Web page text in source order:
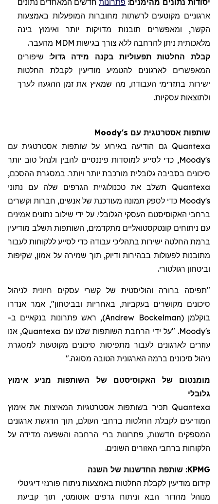
יסודות נתונים מהימנים: פתרונות חדשים המאחדים נתונים
ארגוניים מקוטעים לרשתות מחוברות המופעלות באמצעות
הקשר, ומאפשרים תובנות מדויקות יותר ואימוץ בינה
מלאכותית ניתן להרחבה ללא צורך בגישות MDM מהעבר.
קבלת החלטות תפעוליות בקנה מידה גדול: שיפורים
המאפשרים לארגונים להטמיע מודיעין לקבלת החלטות
ישירות בתזרימי העבודה, מה שמאיץ את זמן ההגעה לערך
ולתוצאות עסקיות.
שותפות אסטרטגית עם Moody's
Quantexa גם הודיעה באירוע על שותפות אסטרטגית עם
Moody's, כדי לסייע למוסדות פיננסיים להבין ולנהל טוב יותר
סיכונים בסביבה גלובלית מורכבת יותר ויותר. במסגרת ההסכם,
Quantexa תשלב את טכנולוגיית הגרפים שלה עם נתוני
Moody's כדי לספק תמונה מעודכנת של אנשים, חברות וקשרים
ברחבי האקוסיסטם העסקי הגלובלי. על ידי שילוב נתונים אמינים
עם ניתוחים קונטקסטואליים מתקדמים, השותפות תשלב מודיעין
ברמת החלטה ישירות בתהליכי עבודה כדי לסייע ללקוחות לעבור
מתובנות לפעולות בבהירות ודיוק, תוך שמירה על אמון, שקיפות
וביטחון רגולטורי.
"תפיסה ברורה והוליסטית של קשרי עסקים חיונית לניהול
סיכונים מקושרים בעקביות, באחריות ובביטחון", אמר אנדרו
בוקלמן (
Andrew Bockelman
), ראש פתרונות בנקאיים ב-
Moody's. "על ידי הרחבת השותפות שלנו עם Quantexa, אנו
עוזרים לארגונים לעבור מתפיסות סיכונים מקוטעות למסגרת
ניהול סיכונים ברמה הארגונית הטובה מסוגה."
מומנטום של האקוסיסטם של השותפות מניע אימוץ
גלובלי
Quantexa תכיר בשותפות אסטרטגיות המאיצות את אימוץ
המודיעים לקבלת החלטות ברחבי העולם, תוך הדגשת ארגונים
המספקים חדשנות, פתרונות ברי הרחבה והשפעה מדידה על
הלקוחות ברחבי האזורים השונים.
KPMG: שותפת החדשנות של השנה
קידום מודיעין לקבלת החלטות באמצעות ניתוח פורנזי דיגיטלי
מנוהל מהדור הבא וניתוח גרפים אוטומטי, תוך קביעת